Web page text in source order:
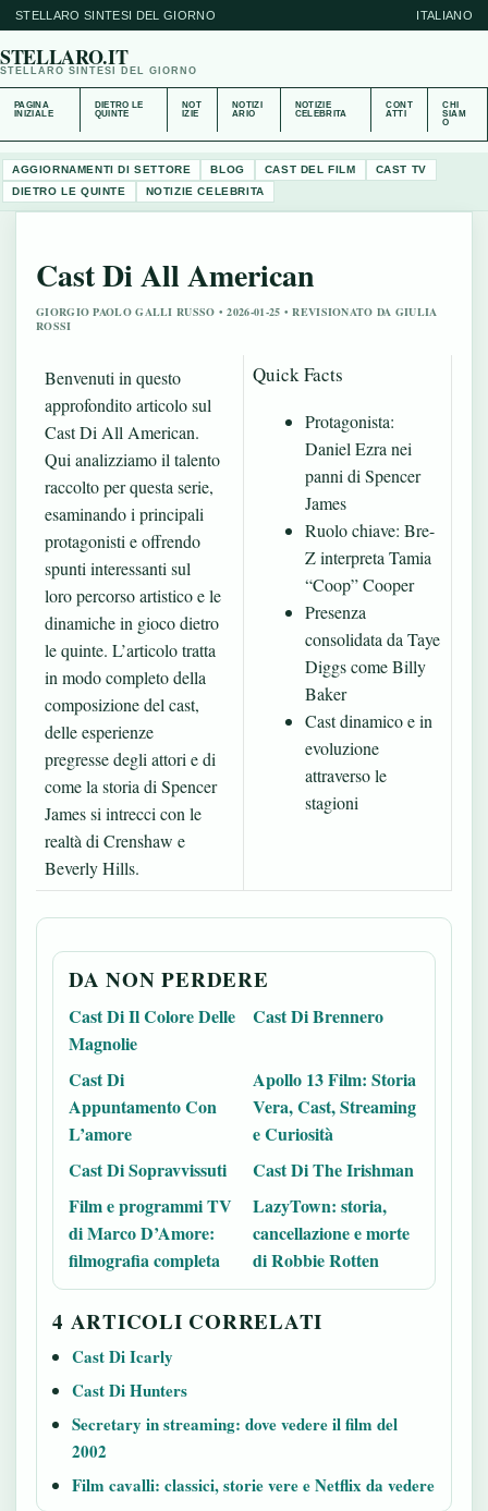
STELLARO SINTESI DEL GIORNO ITALIANO
STELLARO.IT
STELLARO SINTESI DEL GIORNO
PAGINA
INIZIALE
DIETRO LE
QUINTE
NOT
IZIE
NOTIZI
ARIO
NOTIZIE
CELEBRITA
CONT
ATTI
CHI
SIAM
O
AGGIORNAMENTI DI SETTORE BLOG CAST DEL FILM
CAST TV
DIETRO LE QUINTE
NOTIZIE CELEBRITA
Cast Di All American
GIORGIO PAOLO GALLI RUSSO • 2026-01-25 • REVISIONATO DA GIULIA
ROSSI
Benvenuti in questo
approfondito articolo sul
Cast Di All American.
Qui analizziamo il talento
raccolto per questa serie,
esaminando i principali
protagonisti e offrendo
spunti interessanti sul
loro percorso artistico e le
dinamiche in gioco dietro
le quinte. L’articolo tratta
in modo completo della
composizione del cast,
delle esperienze
pregresse degli attori e di
come la storia di Spencer
James si intrecci con le
realtà di Crenshaw e
Beverly Hills.
Quick Facts
Protagonista:
Daniel Ezra nei
panni di Spencer
James
Ruolo chiave: Bre-
Z interpreta Tamia
“Coop” Cooper
Presenza
consolidata da Taye
Diggs come Billy
Baker
Cast dinamico e in
evoluzione
attraverso le
stagioni
DA NON PERDERE
Cast Di Il Colore Delle
Magnolie
Cast Di Brennero
Cast Di
Appuntamento Con
L’amore
Apollo 13 Film: Storia
Vera, Cast, Streaming
e Curiosità
Cast Di Sopravvissuti
Cast Di The Irishman
Film e programmi TV
di Marco D’Amore:
filmografia completa
LazyTown: storia,
cancellazione e morte
di Robbie Rotten
4 ARTICOLI CORRELATI
Cast Di Icarly
Cast Di Hunters
Secretary in streaming: dove vedere il film del
2002
Film cavalli: classici, storie vere e Netflix da vedere